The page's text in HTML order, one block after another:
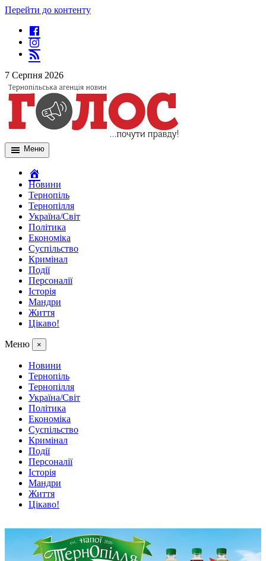
Перейти до контенту
7 Серпня 2026
Меню
Новини
Тернопіль
Тернопілля
Україна/Світ
Політика
Економіка
Суспільство
Кримінал
Події
Персоналії
Історія
Мандри
Життя
Цікаво!
Меню ×
Новини
Тернопіль
Тернопілля
Україна/Світ
Політика
Економіка
Суспільство
Кримінал
Події
Персоналії
Історія
Мандри
Життя
Цікаво!